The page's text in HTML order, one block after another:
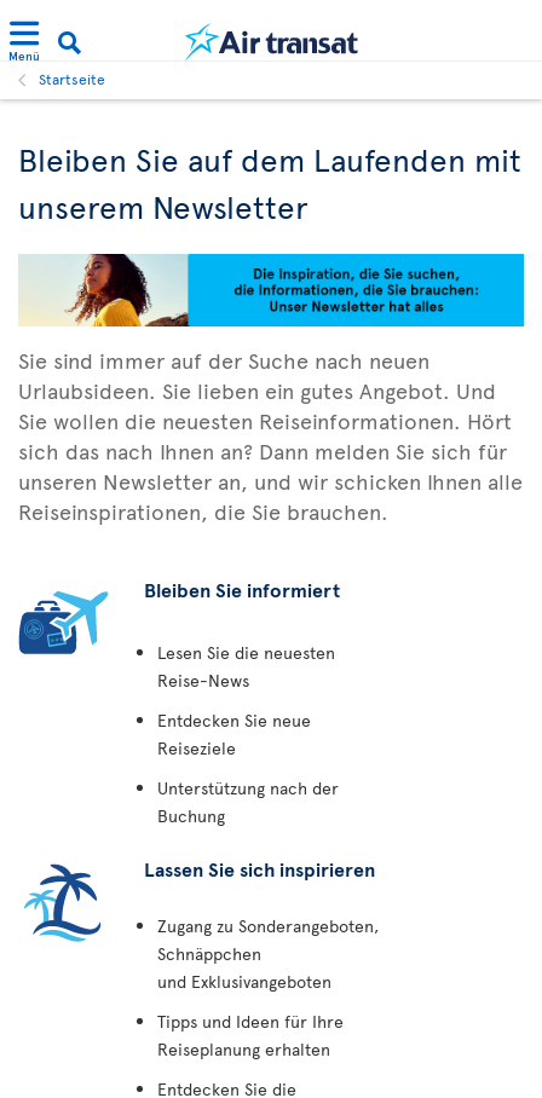
Menü
Startseite
Bleiben Sie auf dem Laufenden mit
unserem Newsletter
Sie sind immer auf der Suche nach neuen
Urlaubsideen. Sie lieben ein gutes Angebot. Und
Sie wollen die neuesten Reiseinformationen. Hört
sich das nach Ihnen an? Dann melden Sie sich für
unseren Newsletter an, und wir schicken Ihnen alle
Reiseinspirationen, die Sie brauchen.
Bleiben Sie informiert
Lesen Sie die neuesten
Reise-News
Entdecken Sie neue
Reiseziele
Unterstützung nach der
Buchung
Lassen Sie sich inspirieren
Zugang zu Sonderangeboten,
Schnäppchen
und Exklusivangeboten
Tipps und Ideen für Ihre
Reiseplanung erhalten
Entdecken Sie die